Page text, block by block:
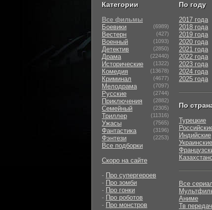
Категории
Все фильмы
Боевики
(6989)
Вестерн (427)
Военный (1093)
Детектив (2850)
Драма (22440)
Исторические (1322)
Комедия (13678)
Криминал (4677)
Мелодрама (7097)
Русские (2744)
Приключения (2882)
Семейный (2305)
Триллер (11316)
Ужасы (7565)
Фантастика (3196)
Фэнтези (2253)
Все подборки
Скоро на сайте
- Про супергероев
- Про зомби
- Про гонки
- Про роботов
- Про монстров
По году
2017 года
2018 года
2019 года
2020 года
2021 года
2022 года
2023 года
2024 года
2025 года
По
Турецкие
Индийские
Украинские
Все
Аниме
Тв